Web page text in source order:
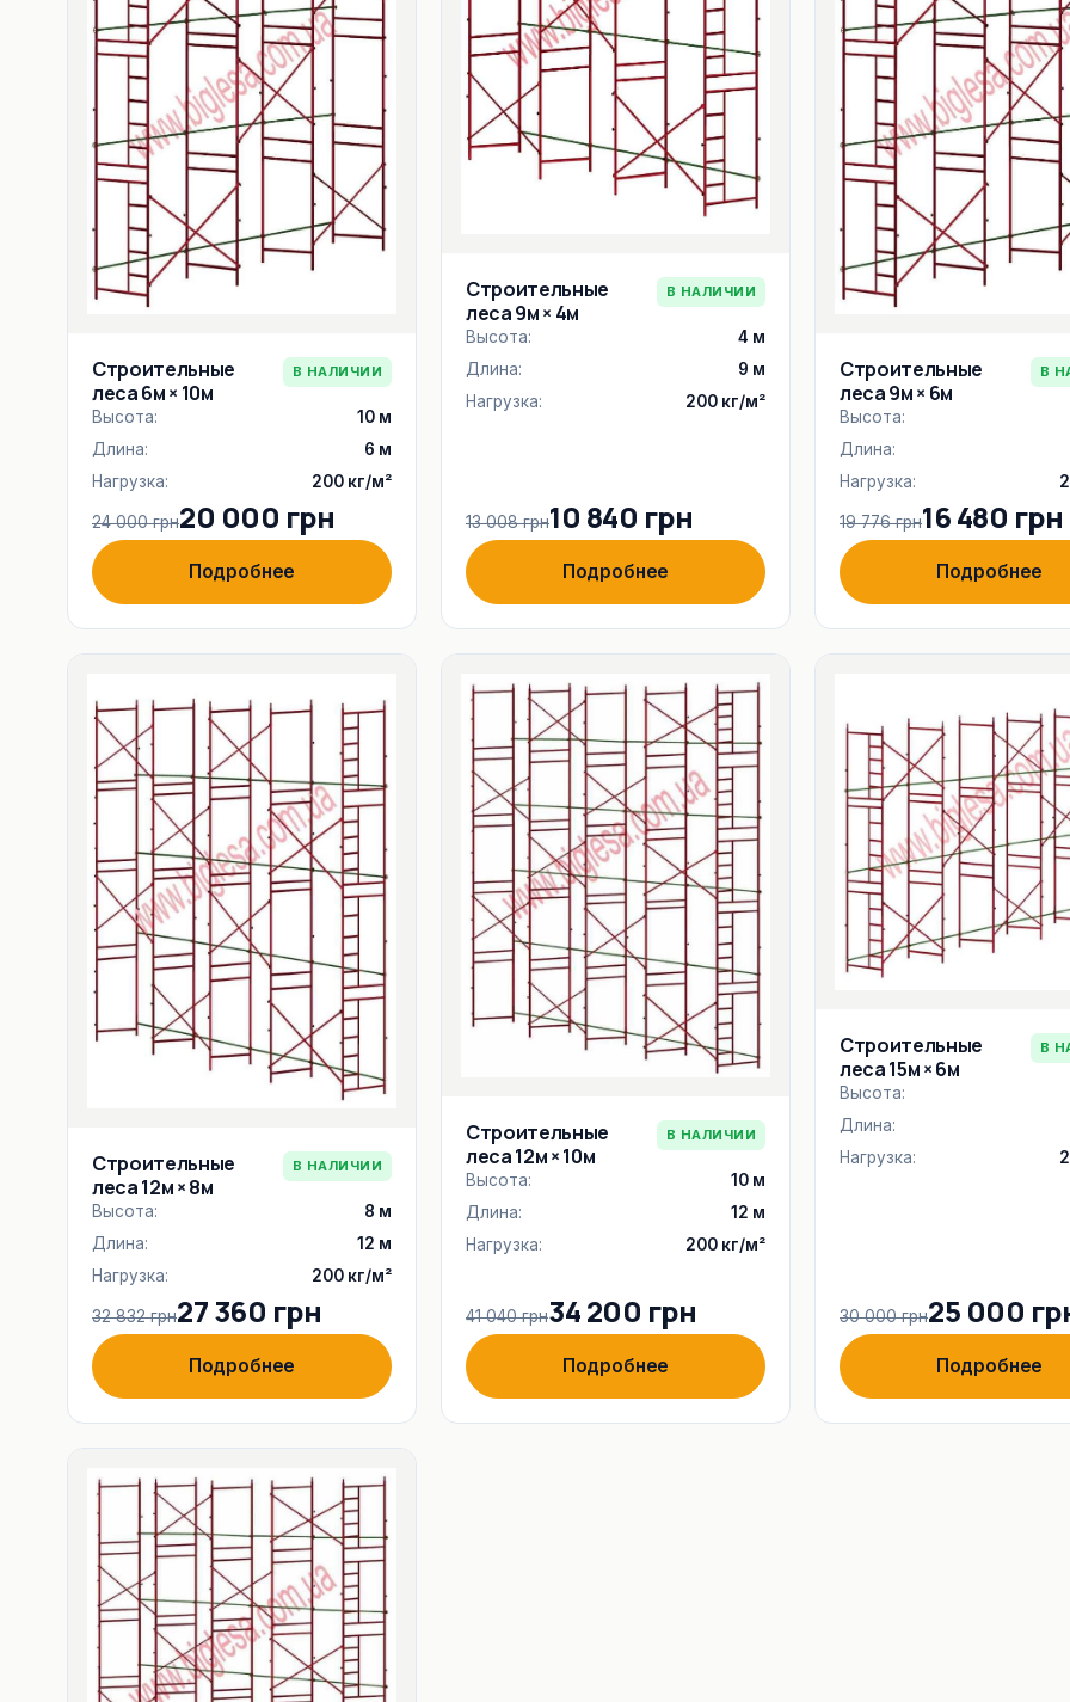
Строительные
леса 6м × 10м
В НАЛИЧИИ
Высота:
10 м
Длина:
6 м
Нагрузка:
200 кг/м²
24 000 грн20 000 грн
Подробнее
Строительные
леса 9м × 4м
В НАЛИЧИИ
Высота:
4 м
Длина:
9 м
Нагрузка:
200 кг/м²
13 008 грн10 840 грн
Подробнее
Строительные
леса 9м × 6м
В
Высота:
Длина:
Нагрузка:
19 776 грн16 480 грн
Подробнее
Строительные
леса 12м × 8м
В НАЛИЧИИ
Высота:
8 м
Длина:
12 м
Нагрузка:
200 кг/м²
32 832 грн27 360 грн
Подробнее
Строительные
леса 12м × 10м
В НАЛИЧИИ
Высота:
10 м
Длина:
12 м
Нагрузка:
200 кг/м²
41 040 грн34 200 грн
Подробнее
Строительные
леса 15м × 6м
В
Высота:
Длина:
Нагрузка:
30 000 грн25 000
Подробнее